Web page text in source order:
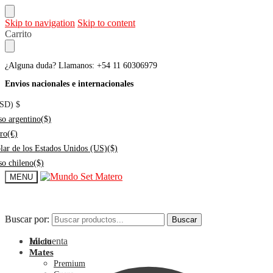
Skip to navigation Skip to content
Carrito
¿Alguna duda? Llamanos: +54 11 60306979
Envios nacionales e internacionales
$
argentino($)
(€)
de los Estados Unidos (US)($)
chileno($)
MENU
Buscar por: Buscar
Mi cuenta
Buscar por: Buscar
Inicio
Mates
Premium